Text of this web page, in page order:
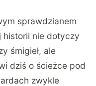
sprawdzianem
historii nie dotyczy
śmigieł, ale
dziś o ścieżce pod
zwykle